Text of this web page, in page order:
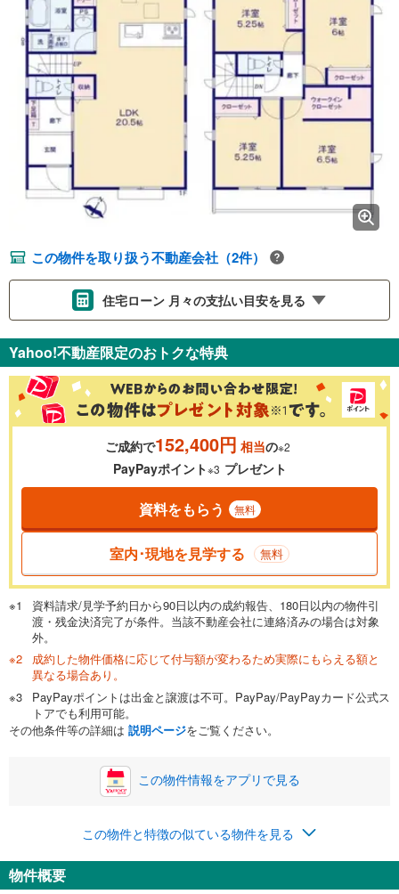
この物件を取り扱う不動産会社（2件）
住宅ローン 月々の支払い目安を見る
金利 ％
0.01%
一般的には最長35年まで借り入れ可能です。多くの金融機関
が完済時の年齢は80歳までを条件としています。
閉じる
頭金 万円
0万円 5,080万円
自己資金から住宅購入にかけられる金額を入力してくださ
い。一般的には物件価格の2割までが目安です。
閉じる
ボーナス
万円
0円
ナス時の増額分（1回分）を入力してください。
ボーナス払いの限度額は金融機関によって異なります。
閉じる
月々の返済額
Yahoo!不動産限定のおトクな特典
ご成約で152,400円 相当の※2
PayPayポイント※3 プレゼント
資料をもらう 無料
室内･現地を見学する 無料
資料請求/見学予約日から90日以内の成約報告、180日以内の物件引
渡・残金決済完了が条件。当該不動産会社に連絡済みの場合は対象
外。
成約した物件価格に応じて付与額が変わるため実際にもらえる額と
異なる場合あり。
PayPayポイントは出金と譲渡は不可。PayPay/PayPayカード公式ス
トアでも利用可能。
その他条件等の詳細は 説明ページをご覧ください。
この物件情報をアプリで見る
この物件と特徴の似ている物件を見る
物件概要